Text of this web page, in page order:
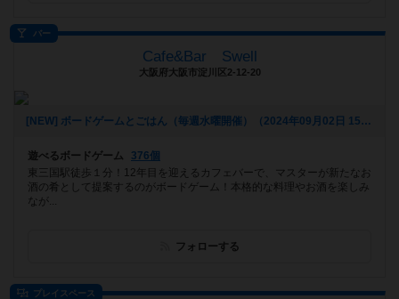
バー
Cafe&Bar Swell
大阪府大阪市淀川区2-12-20
[NEW] ボードゲームとごはん（毎週水曜開催）（2024年09月02日 15時30分）
遊べるボードゲーム
376個
東三国駅徒歩１分！12年目を迎えるカフェバーで、マスターが新たなお
酒の肴として提案するのがボードゲーム！本格的な料理やお酒を楽しみ
なが...
フォローする
プレイスペース